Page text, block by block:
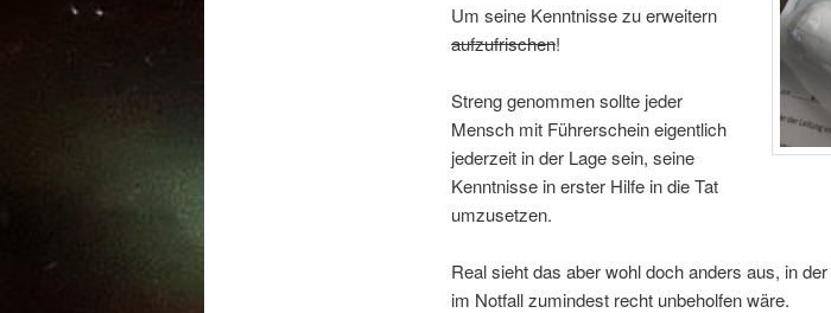
Um seine Kenntnisse zu erweitern
aufzufrischen!
Streng genommen sollte jeder
Mensch mit Führerschein eigentlich
jederzeit in der Lage sein, seine
Kenntnisse in erster Hilfe in die Tat
umzusetzen.
Real sieht das aber wohl doch anders aus, in
im Notfall zumindest recht unbeholfen wäre.